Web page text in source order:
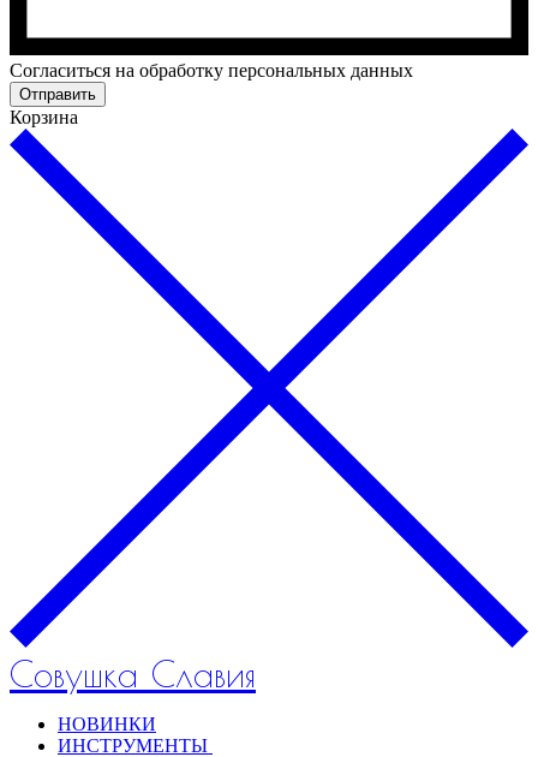
Cогласиться на обработку персональных данных
Отправить
Корзина
Совушка Славия
НОВИНКИ
ИНСТРУМЕНТЫ